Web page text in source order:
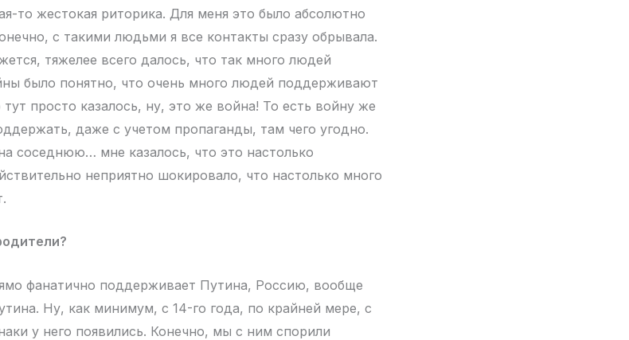
то жестокая риторика. Для меня это было абсолютно
с такими людьми я все контакты сразу обрывала.
тяжелее всего далось, что так много людей
было понятно, что очень много людей поддерживают
просто казалось, ну, это же война! То есть войну же
даже с учетом пропаганды, там чего угодно.
соседнюю… мне казалось, что это настолько
неприятно шокировало, что настолько много
фанатично поддерживает Путина, Россию, вообще
Ну, как минимум, с 14-го года, по крайней мере, с
у него появились. Конечно, мы с ним спорили